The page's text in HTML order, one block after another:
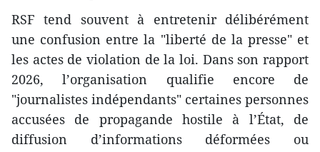
RSF tend souvent à entretenir délibérément
une confusion entre la "liberté de la presse" et
les actes de violation de la loi. Dans son rapport
2026, l’organisation qualifie encore de
"journalistes indépendants" certaines personnes
accusées de propagande hostile à l’État, de
diffusion d’informations déformées ou